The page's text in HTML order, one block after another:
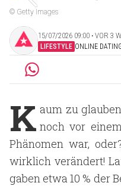
© Getty Images
15/07/2026 09:00 ‧ VOR 3
LIFESTYLE ONLINE
K aum zu
noch vor
Phänomen war,
wirklich verändert!
gaben etwa 10 % der